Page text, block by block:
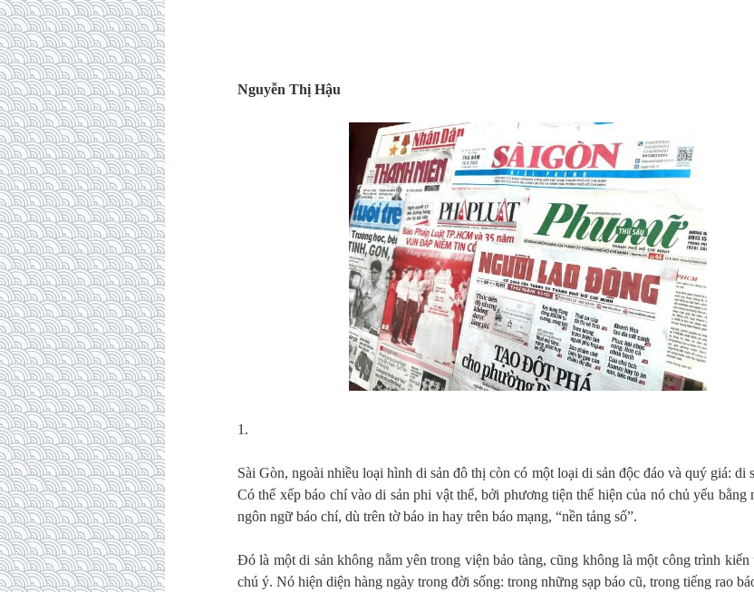
Nguyễn Thị Hậu
1.
Sài Gòn, ngoài nhiều loại hình di sản đô thị còn có một loại di sản độc đáo và quý giá: di
Có thể xếp báo chí vào di sản phi vật thể, bởi phương tiện thể hiện của nó chủ yếu bằng
ngôn ngữ báo chí, dù trên tờ báo in hay trên báo mạng, “nền tảng số”.
Đó là một di sản không nằm yên trong viện bảo tàng, cũng không là một công trình kiến
chú ý. Nó hiện diện hàng ngày trong đời sống: trong những sạp báo cũ, trong tiếng rao